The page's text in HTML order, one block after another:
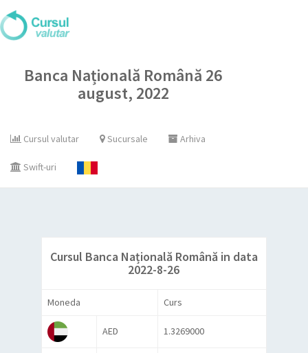
Banca Națională Română 26
august, 2022
Cursul valutar Sucursale Arhiva
Swift-uri
Cursul Banca Națională Română in data
2022-8-26
Moneda Curs
AED 1.3269000